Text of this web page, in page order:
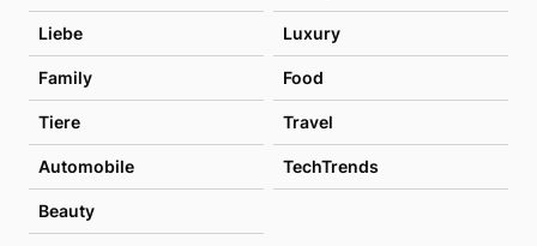
Liebe Luxury
Family Food
Tiere Travel
Automobile TechTrends
Beauty